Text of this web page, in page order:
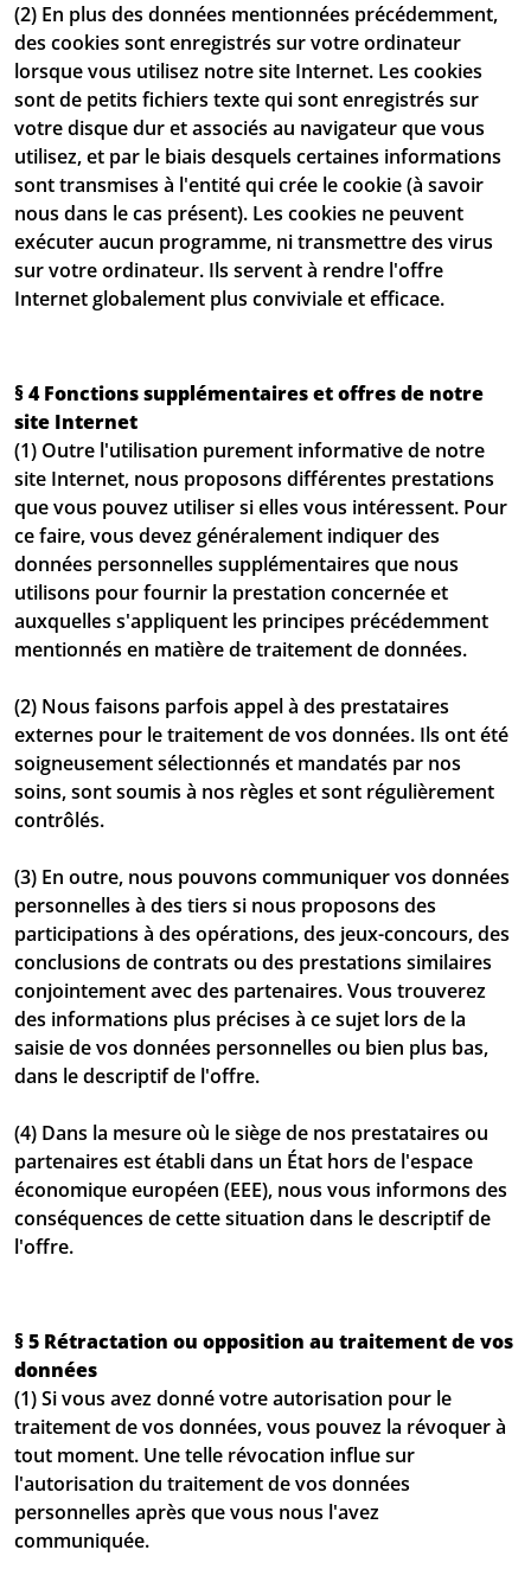
(2) En plus des données mentionnées précédemment,
des cookies sont enregistrés sur votre ordinateur
lorsque vous utilisez notre site Internet. Les cookies
sont de petits fichiers texte qui sont enregistrés sur
votre disque dur et associés au navigateur que vous
utilisez, et par le biais desquels certaines informations
sont transmises à l'entité qui crée le cookie (à savoir
nous dans le cas présent). Les cookies ne peuvent
exécuter aucun programme, ni transmettre des virus
sur votre ordinateur. Ils servent à rendre l'offre
Internet globalement plus conviviale et efficace.
§ 4 Fonctions supplémentaires et offres de notre
site Internet
(1) Outre l'utilisation purement informative de notre
site Internet, nous proposons différentes prestations
que vous pouvez utiliser si elles vous intéressent. Pour
ce faire, vous devez généralement indiquer des
données personnelles supplémentaires que nous
utilisons pour fournir la prestation concernée et
auxquelles s'appliquent les principes précédemment
mentionnés en matière de traitement de données.
(2) Nous faisons parfois appel à des prestataires
externes pour le traitement de vos données. Ils ont été
soigneusement sélectionnés et mandatés par nos
soins, sont soumis à nos règles et sont régulièrement
contrôlés.
(3) En outre, nous pouvons communiquer vos données
personnelles à des tiers si nous proposons des
participations à des opérations, des jeux-concours, des
conclusions de contrats ou des prestations similaires
conjointement avec des partenaires. Vous trouverez
des informations plus précises à ce sujet lors de la
saisie de vos données personnelles ou bien plus bas,
dans le descriptif de l'offre.
(4) Dans la mesure où le siège de nos prestataires ou
partenaires est établi dans un État hors de l'espace
économique européen (EEE), nous vous informons des
conséquences de cette situation dans le descriptif de
l'offre.
§ 5 Rétractation ou opposition au traitement de vos
données
(1) Si vous avez donné votre autorisation pour le
traitement de vos données, vous pouvez la révoquer à
tout moment. Une telle révocation influe sur
l'autorisation du traitement de vos données
personnelles après que vous nous l'avez
communiquée.